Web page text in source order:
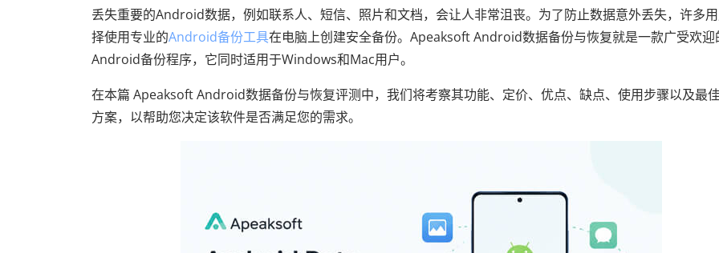
丢失重要的Android数据，例如联系人、短信、照片和文档，会让人非常沮丧。为了防止数据意外丢失，许多
择使用专业的Android备份工具在电脑上创建安全备份。Apeaksoft Android数据备份与恢复就是一款广受欢迎
Android备份程序，它同时适用于Windows和Mac用户。
在本篇 Apeaksoft Android数据备份与恢复评测中，我们将考察其功能、定价、优点、缺点、使用步骤以及最
方案，以帮助您决定该软件是否满足您的需求。